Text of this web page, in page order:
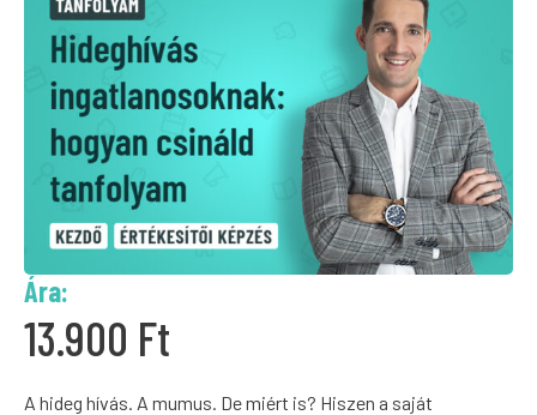
Ára:
13.900 Ft
A hideg hívás. A mumus. De miért is? Hiszen a saját